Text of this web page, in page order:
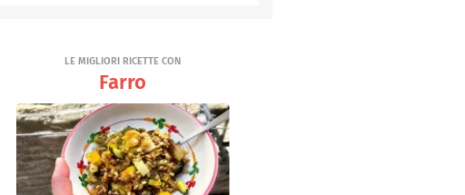
LE MIGLIORI RICETTE CON
Farro